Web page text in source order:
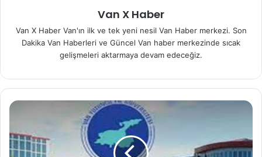
Van X Haber
Van X Haber Van'ın ilk ve tek yeni nesil Van Haber merkezi. Son
Dakika Van Haberleri ve Güncel Van haber merkezinde sıcak
gelişmeleri aktarmaya devam edeceğiz.